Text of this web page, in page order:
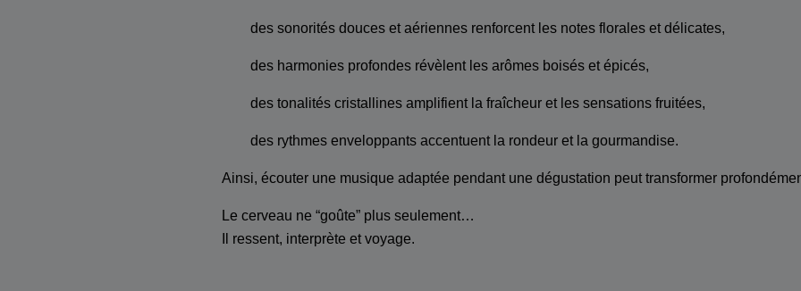
des sonorités douces et aériennes renforcent les notes florales et délicates,
des harmonies profondes révèlent les arômes boisés et épicés,
des tonalités cristallines amplifient la fraîcheur et les sensations fruitées,
des rythmes enveloppants accentuent la rondeur et la gourmandise.
Ainsi, écouter une musique adaptée pendant une dégustation peut transformer
Le cerveau ne “goûte” plus seulement…
Il ressent, interprète et voyage.